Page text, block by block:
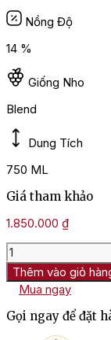
Nồng Độ
14 %
Giống Nho
Blend
Dung Tích
750 ML
Giá tham khảo
1.850.000 ₫
Rượu
Vang
Pháp
Château
Lynch
Moussas
Thêm vào giỏ
Mua ngay
Gọi ngay để đặt